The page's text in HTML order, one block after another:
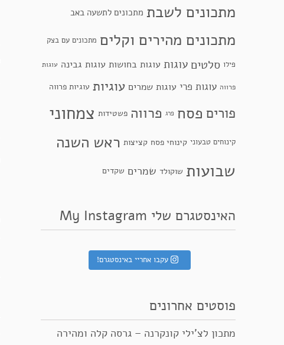
מתכונים לשבת מתכונים לתשעה באב
מתכונים מהירים וקלים מתכונים עם בצק
פילו סלטים עוגות עוגות בחושות עוגות גבינה עוגות
פרווה עוגות פרי עוגות שמרים עוגיות עוגיות פרווה
פורים פסח פרג פרווה פשטידות צמחוני
קינוחים טבעוני קינוחי פסח קציצות ראש השנה
שבועות שוקולד שמרים שקדים
האינסטגרם שלי My Instagram
עקבו אחריי באינסטגרם!
פוסטים אחרונים
מתכון לצ’ילי קונקרנה – גרסה קלה ומהירה